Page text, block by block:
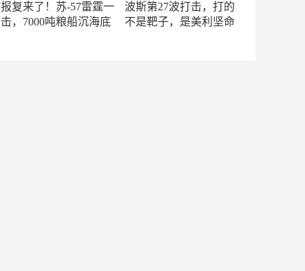
报复来了！苏-57雷霆一
击，7000吨粮船沉海底
波斯第27波打击，打的
不是靶子，是美利坚命